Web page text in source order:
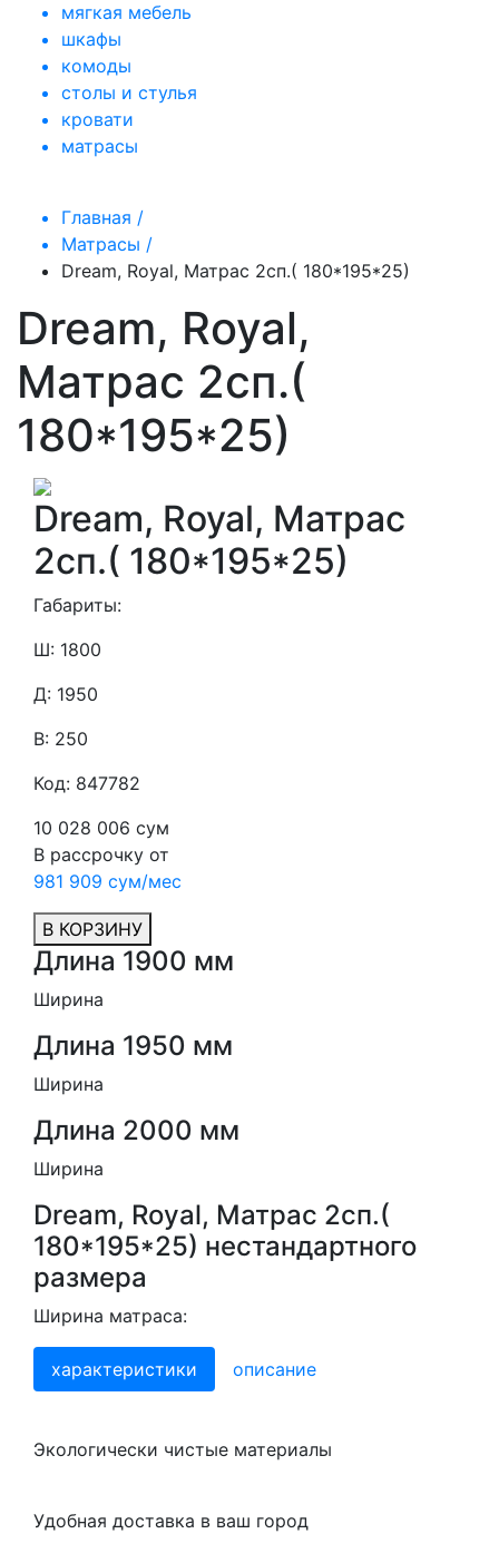
мягкая мебель
шкафы
комоды
столы и стулья
кровати
матрасы
Главная /
Матрасы /
Dream, Royal, Матрас 2сп.( 180*195*25)
Dream, Royal,
Матрас 2сп.(
180*195*25)
Dream, Royal, Матрас
2сп.( 180*195*25)
Габариты:
Ш: 1800
Д: 1950
В: 250
Код: 847782
10 028 006 сум
В рассрочку от
981 909 сум/мес
В КОРЗИНУ
Длина 1900 мм
Ширина
Длина 1950 мм
Ширина
Длина 2000 мм
Ширина
Dream, Royal, Матрас 2сп.(
180*195*25) нестандартного
размера
Ширина матраса:
характеристики описание
Экологически чистые материалы
Удобная доставка в ваш город